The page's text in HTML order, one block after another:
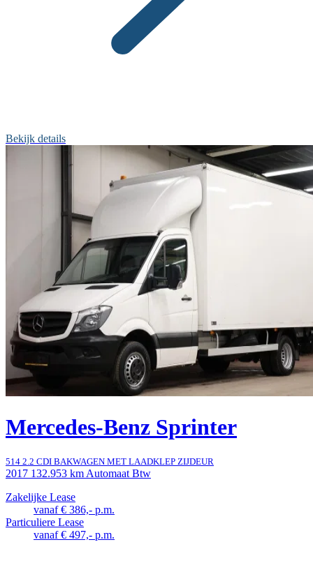
Bekijk details
Mercedes-Benz Sprinter
514 2.2 CDI BAKWAGEN MET LAADKLEP ZIJDEUR
2017 132.953 km Automaat Btw
Zakelijke Lease
vanaf € 386,- p.m.
Particuliere Lease
vanaf € 497,- p.m.